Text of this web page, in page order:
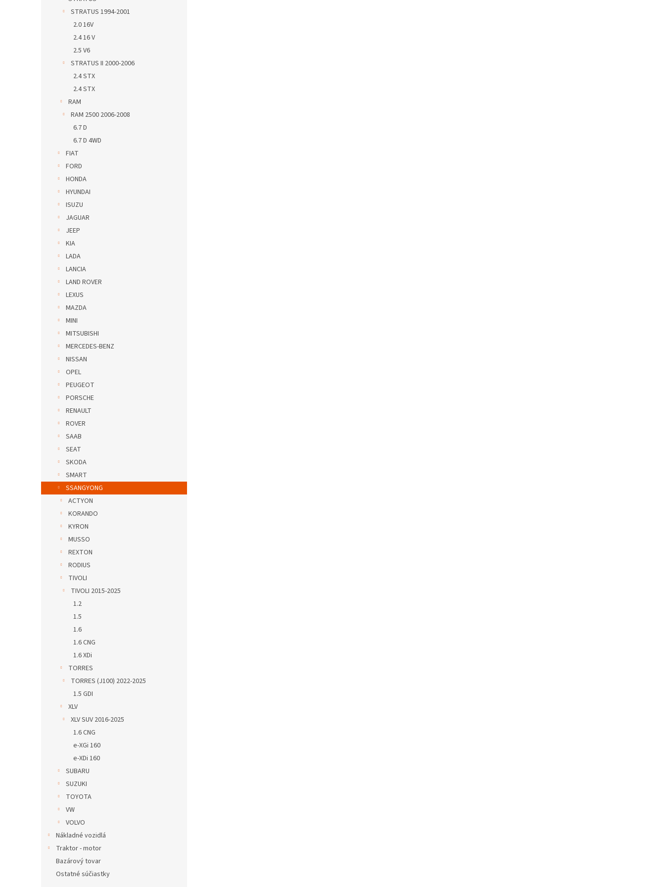
STRATUS 1994-2001
2.0 16V
2.4 16 V
2.5 V6
STRATUS II 2000-2006
2.4 STX
2.4 STX
RAM
RAM 2500 2006-2008
6.7 D
6.7 D 4WD
FIAT
FORD
HONDA
HYUNDAI
ISUZU
JAGUAR
JEEP
KIA
LADA
LANCIA
LAND ROVER
LEXUS
MAZDA
MINI
MITSUBISHI
MERCEDES-BENZ
NISSAN
OPEL
PEUGEOT
PORSCHE
RENAULT
ROVER
SAAB
SEAT
SKODA
SMART
SSANGYONG
ACTYON
KORANDO
KYRON
MUSSO
REXTON
RODIUS
TIVOLI
TIVOLI 2015-2025
1.2
1.5
1.6
1.6 CNG
1.6 XDi
TORRES
TORRES (J100) 2022-2025
1.5 GDI
XLV
XLV SUV 2016-2025
1.6 CNG
e-XGi 160
e-XDi 160
SUBARU
SUZUKI
TOYOTA
VW
VOLVO
Nákladné vozidlá
Traktor - motor
Bazárový tovar
Ostatné súčiastky